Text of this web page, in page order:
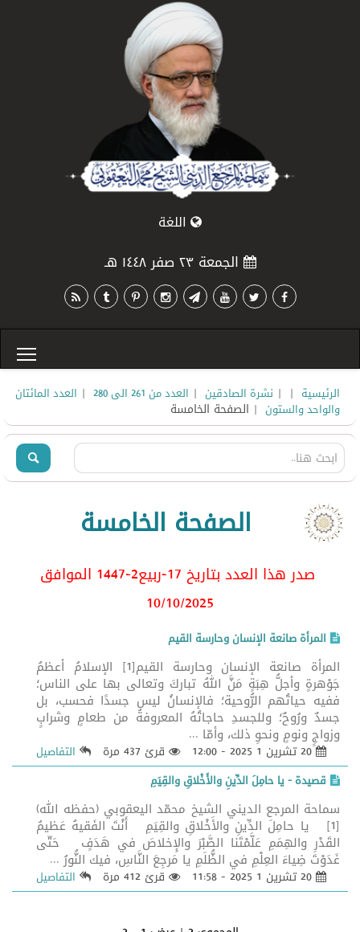
اللغة
الجمعة ٢٣ صفر ١٤٤٨ هـ
الرئيسية |
| نشرة الصادقين | العدد من 261 الى 280 | العدد المائتان
والواحد والستون | الصفحة الخامسة
الصفحة الخامسة
صدر هذا العدد بتاريخ 17-ربيع2-1447 الموافق
10/10/2025
المرأة صانعة الإنسان وحارسة القيم
المرأة صانعة الإنسان وحارسة القيم[1] الإسلامُ أعظمُ
جَوْهرةٍ وأجلُّ هِبَةٍ مَنَّ اللهُ تباركَ وتعالى بها على الناس؛
ففيه حياتُهم الرُّوحية؛ فالإنسانُ ليس جسدًا فحسب، بل
جسدٌ ورُوحٌ؛ وللجسدِ حاجاتُهُ المعروفةُ من طعامٍ وشرابٍ
وزواجٍ ونومٍ ونحوِ ذلك، وأمّا ...
20 تشرين 1 2025 - 12:00 قرئ 437 مرة
التفاصيل
قصيدة - يا حامِلَ الدِّينِ والأَخْلاقِ والقِيَمِ
سماحة المرجع الديني الشيخ محمّد اليعقوبي (حفظه الله)
[1] يا حامِلَ الدِّينِ والأَخْلاقِ والقِيَمِ أَنْتَ الفَقيهُ عَظيمُ
القَدْرِ والهِمَمِ عَلَّمْتَنا الصَّبْرَ والإِخلاصَ في هَدَفٍ حَتّى
غَدَوْتَ ضِياءَ العِلْمِ في الظُّلَمِ يا مَرجِعَ النَّاسِ، فيك النُّورُ ...
قرئ 412 مرة التفاصيل